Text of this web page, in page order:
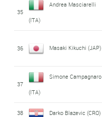
35
Andrea Masciarelli
(ITA)
36 Masaki Kikuchi (JAP)
37
Simone Campagnaro
(ITA)
38 Darko Blazevic (CRO)